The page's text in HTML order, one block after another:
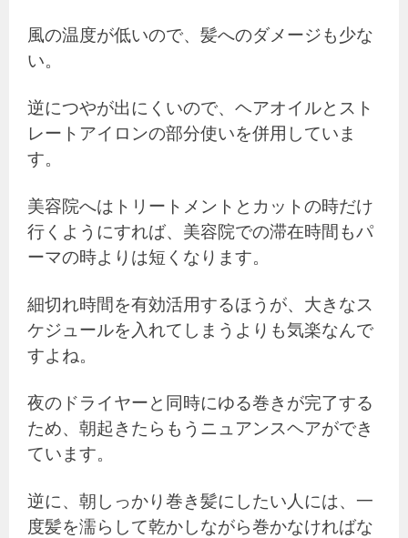
風の温度が低いので、髪へのダメージも少な
い。
逆につやが出にくいので、ヘアオイルとスト
レートアイロンの部分使いを併用していま
す。
美容院へはトリートメントとカットの時だけ
行くようにすれば、美容院での滞在時間もパ
ーマの時よりは短くなります。
細切れ時間を有効活用するほうが、大きなス
ケジュールを入れてしまうよりも気楽なんで
すよね。
夜のドライヤーと同時にゆる巻きが完了する
ため、朝起きたらもうニュアンスヘアができ
ています。
逆に、朝しっかり巻き髪にしたい人には、一
度髪を濡らして乾かしながら巻かなければな